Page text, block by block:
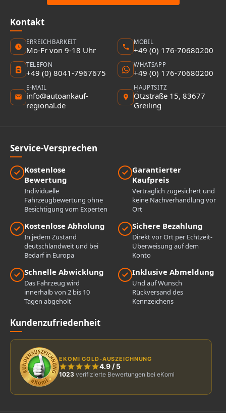
Kontakt
ERREICHBARKEIT
Mo-Fr von 9-18 Uhr
MOBIL
+49 (0) 176-70680200
TELEFON
+49 (0) 8041-7967675
WHATSAPP
+49 (0) 176-70680200
E-MAIL
info@autoankauf-
regional.de
HAUPTSITZ
Ötzstraße 15, 83677
Greiling
Service-Versprechen
Kostenlose
Bewertung
Individuelle
Fahrzeugbewertung ohne
Besichtigung vom Experten
Garantierter
Kaufpreis
Vertraglich zugesichert und
keine Nachverhandlung vor
Ort
Kostenlose Abholung
In jedem Zustand
deutschlandweit und bei
Bedarf in Europa
Sichere Bezahlung
Direkt vor Ort per Echtzeit-
Überweisung auf dem
Konto
Schnelle Abwicklung
Das Fahrzeug wird
innerhalb von 2 bis 10
Tagen abgeholt
Inklusive Abmeldung
Und auf Wunsch
Rückversand des
Kennzeichens
Kundenzufriedenheit
EKOMI GOLD-AUSZEICHNUNG
4.9 /5
1023 verifizierte Bewertungen bei eKomi